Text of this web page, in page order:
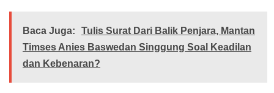
Baca Juga:
Tulis Surat Dari Balik Penjara, Mantan
Timses Anies Baswedan Singgung Soal Keadilan
dan Kebenaran?